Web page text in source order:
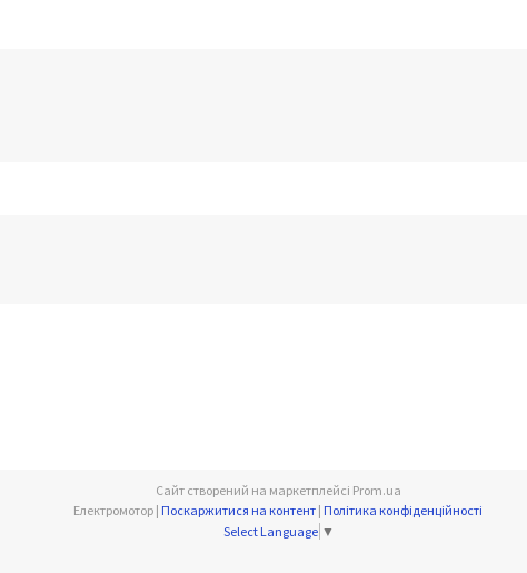
Сайт створений на маркетплейсі Prom.ua
Електромотор | Поскаржитися на контент | Політика конфіденційності
Select Language ▼